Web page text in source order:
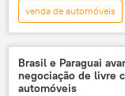
venda de automóveis
Notícias
Paraguai
setor automotivo
Brasil e Paraguai
negociação de livre
automóveis